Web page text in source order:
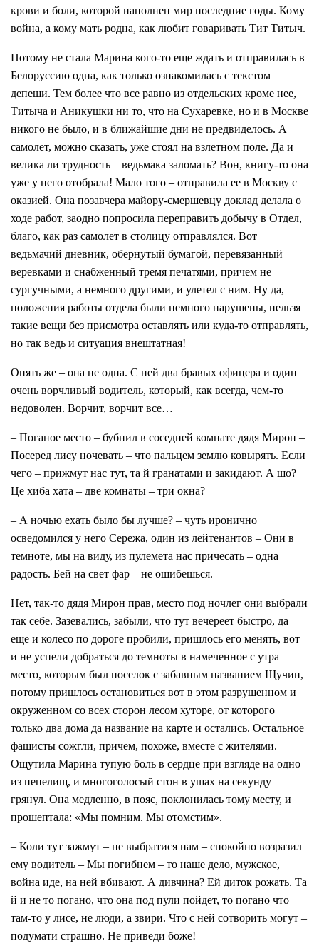
крови и боли, которой наполнен мир последние годы. Кому
война, а кому мать родна, как любит говаривать Тит Титыч.
Потому не стала Марина кого-то еще ждать и отправилась в
Белоруссию одна, как только ознакомилась с текстом
депеши. Тем более что все равно из отдельских кроме нее,
Титыча и Аникушки ни то, что на Сухаревке, но и в Москве
никого не было, и в ближайшие дни не предвиделось. А
самолет, можно сказать, уже стоял на взлетном поле. Да и
велика ли трудность – ведьмака заломать? Вон, книгу-то она
уже у него отобрала! Мало того – отправила ее в Москву с
оказией. Она позавчера майору-смершевцу доклад делала о
ходе работ, заодно попросила переправить добычу в Отдел,
благо, как раз самолет в столицу отправлялся. Вот
ведьмачий дневник, обернутый бумагой, перевязанный
веревками и снабженный тремя печатями, причем не
сургучными, а немного другими, и улетел с ним. Ну да,
положения работы отдела были немного нарушены, нельзя
такие вещи без присмотра оставлять или куда-то отправлять,
но так ведь и ситуация внештатная!
Опять же – она не одна. С ней два бравых офицера и один
очень ворчливый водитель, который, как всегда, чем-то
недоволен. Ворчит, ворчит все…
– Поганое место – бубнил в соседней комнате дядя Мирон –
Посеред лису ночевать – что пальцем землю ковырять. Если
чего – прижмут нас тут, та й гранатами и закидают. А шо?
Це хиба хата – две комнаты – три окна?
– А ночью ехать было бы лучше? – чуть иронично
осведомился у него Сережа, один из лейтенантов – Они в
темноте, мы на виду, из пулемета нас причесать – одна
радость. Бей на свет фар – не ошибешься.
Нет, так-то дядя Мирон прав, место под ночлег они выбрали
так себе. Зазевались, забыли, что тут вечереет быстро, да
еще и колесо по дороге пробили, пришлось его менять, вот
и не успели добраться до темноты в намеченное с утра
место, которым был поселок с забавным названием Щучин,
потому пришлось остановиться вот в этом разрушенном и
окруженном со всех сторон лесом хуторе, от которого
только два дома да название на карте и остались. Остальное
фашисты сожгли, причем, похоже, вместе с жителями.
Ощутила Марина тупую боль в сердце при взгляде на одно
из пепелищ, и многоголосый стон в ушах на секунду
грянул. Она медленно, в пояс, поклонилась тому месту, и
прошептала: «Мы помним. Мы отомстим».
– Коли тут зажмут – не выбратися нам – спокойно возразил
ему водитель – Мы погибнем – то наше дело, мужское,
война иде, на ней вбивают. А дивчина? Ей диток рожать. Та
й и не то погано, что она под пули пойдет, то погано что
там-то у лисе, не люди, а звири. Что с ней сотворить могут –
подумати страшно. Не приведи боже!